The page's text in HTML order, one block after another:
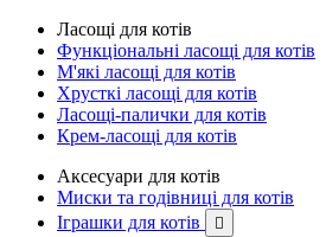
Ласощі для котів
Функціональні ласощі для котів
М'які ласощі для котів
Хрусткі ласощі для котів
Ласощі-палички для котів
Крем-ласощі для котів
Аксесуари для котів
Миски та годівниці для котів
Іграшки для котів
